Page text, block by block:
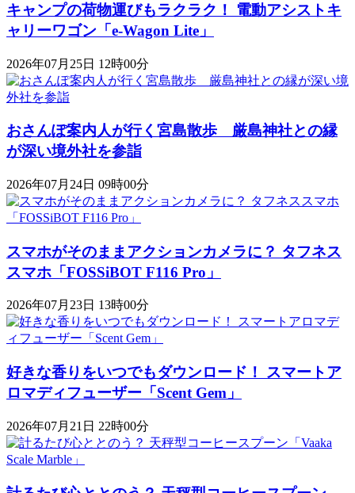
キャンプの荷物運びもラクラク！ 電動アシストキ
ャリーワゴン「​​e-Wagon Lite」
2026年07月25日 12時00分
おさんぽ案内人が行く宮島散歩 厳島神社との縁
が深い境外社を参詣
2026年07月24日 09時00分
スマホがそのままアクションカメラに？ タフネス
スマホ「FOSSiBOT F116 Pro」
2026年07月23日 13時00分
好きな香りをいつでもダウンロード！ スマートア
ロマディフューザー「Scent Gem」
2026年07月21日 22時00分